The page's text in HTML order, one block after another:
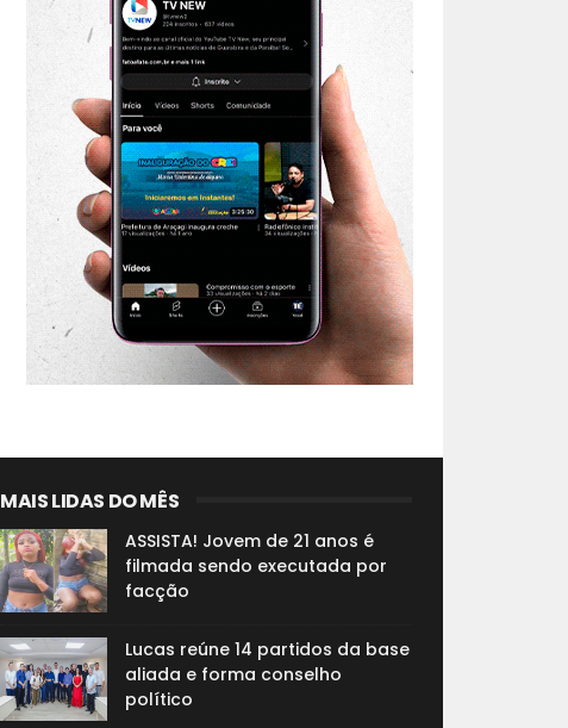
MAIS LIDAS DO MÊS
ASSISTA! Jovem de 21 anos é
filmada sendo executada por
facção
Lucas reúne 14 partidos da base
aliada e forma conselho
político